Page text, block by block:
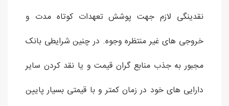
نقدینگی لازم جهت پوشش تعهدات کوتاه مدت و
خروجی های غیر منتظره وجوه. در چنین شرایطی بانک
مجبور به جذب منابع گران قیمت و یا نقد کردن سایر
دارایی های خود در زمان کمتر و با قیمتی بسیار پایین